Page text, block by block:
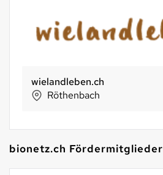
wielandleben.ch
Röthenbach
bionetz.ch Fördermitglieder